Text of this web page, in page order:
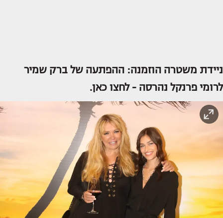
ניידת משטרה הוזמנה: ההפתעה של ברק שמיר
לרומי פרנקל נהרסה -לחצו כאן.